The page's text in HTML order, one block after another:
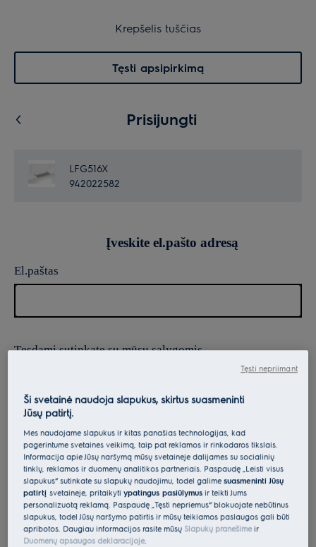
Menu 0
Krepšelis tuščias
Tęsti apsipirkimą
Prisijungti
LFG516X
942022582
Įveskite el.pašto adresą
El.paštas
Tęsdami sutinkate su mūsų sąlygomis.
asmens duomenis, peržiūrėkite mūsų duomenų apsaugos
deklaraciją.
Ši svetainė naudoja slapukus, skirtus suasmeninti
Jūsų patirtį.
Mes naudojame slapukus ir kitas panašias technologijas, kad
pagerintume svetainės veikimą, taip pat reklamos ir rinkodaros tikslais.
Informacija apie Jūsų naršymą mūsų svetainėje dalijamės su socialinių
tinklų, reklamos ir duomenų analitikos partneriais. Paspaudę „Leisti visus
slapukus“ sutinkate su slapukų naudojimu, todėl galimesuasmeninti Jūsų
patirtįsvetainėje, pritaikytiypatingus pasiūlymus ir teikti Jums
personalizuotą reklamą. Paspaudę „Tęsti nepriėmus“ blokuojate nebūtinus
slapukus, todėl Jūsų naršymo patirtis ir mūsų teikiamos paslaugos gali būti
apribotos. Daugiau informacijos rasite mūsų Slapukų pranešimeir
Duomenų apsaugos deklaracijoje.
Tęsti nepriimant